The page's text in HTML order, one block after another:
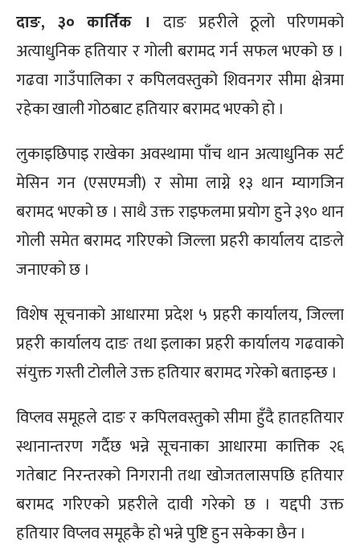
दाङ, ३० कार्तिक ।दाङ प्रहरीले ठूलो परिणमको
अत्याधुनिक हतियार र गोली बरामद गर्न सफल भएको छ ।
गढवा गाउँपालिका र कपिलवस्तुको शिवनगर सीमा क्षेत्रमा
रहेका खाली गोठबाट हतियार बरामद भएको हो ।
लुकाइछिपाइ राखेका अवस्थामा पाँच थान अत्याधुनिक सर्ट
मेसिन गन (एसएमजी) र सोमा लाग्ने १३ थान म्यागजिन
बरामद भएको छ । साथै उक्त राइफलमा प्रयोग हुने ३९० थान
गोली समेत बरामद गरिएको जिल्ला प्रहरी कार्यालय दाङले
जनाएको छ ।
विशेष सूचनाको आधारमा प्रदेश ५ प्रहरी कार्यालय, जिल्ला
प्रहरी कार्यालय दाङ तथा इलाका प्रहरी कार्यालय गढवाको
संयुक्त गस्ती टोलीले उक्त हतियार बरामद गरेको बताइन्छ ।
विप्लव समूहले दाङ र कपिलवस्तुको सीमा हुँदै हातहतियार
स्थानान्तरण गर्दैछ भन्ने सूचनाका आधारमा कात्तिक २६
गतेबाट निरन्तरको निगरानी तथा खोजतलासपछि हतियार
बरामद गरिएको प्रहरीले दावी गरेको छ । यद्दपी उक्त
हतियार विप्लव समूहकै हो भन्ने पुष्टि हुन सकेका छैन ।